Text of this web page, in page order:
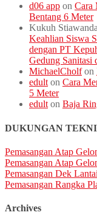
d06 app on Cara
Bentang 6 Meter
Kukuh
Keahlian Siswa
dengan PT
Gedung Sanitasi
MichaelCholfon
edulton Cara
5 Meter
edulton Baja
DUKUNGAN
Pemasangan Atap
Pemasangan Atap
Pemasangan Dek
Pemasangan Rangka
Archives